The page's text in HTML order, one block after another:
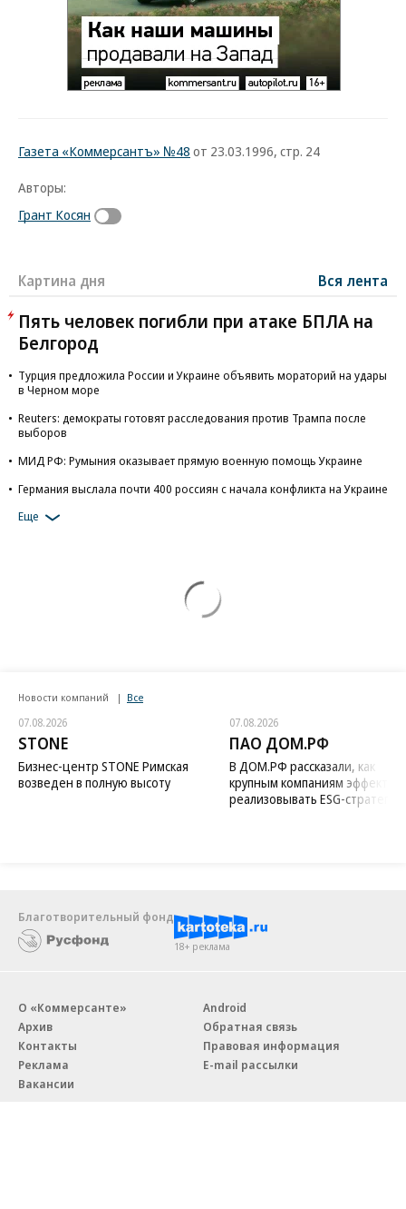
Газета «Коммерсантъ» №48 от 23.03.1996, стр. 24
Авторы:
Грант Косян
Картина дня Вся лента
Пять человек погибли при атаке БПЛА на
Белгород
Турция предложила России и Украине объявить мораторий на удары
в Черном море
Reuters: демократы готовят расследования против Трампа после
выборов
МИД РФ: Румыния оказывает прямую военную помощь Украине
Германия выслала почти 400 россиян с начала конфликта на Украине
Еще
Новости компаний Все
07.08.2026
STONE
Бизнес-центр STONE Римская
возведен в полную высоту
07.08.2026
ПАО ДОМ.РФ
В ДОМ.РФ рассказали, как
крупным компаниям
реализовывать ESG-стратегию
Благотворительный фонд
18+ реклама
О «Коммерсанте»
Архив
Контакты
Реклама
Вакансии
Android
Обратная связь
Правовая информация
E-mail рассылки